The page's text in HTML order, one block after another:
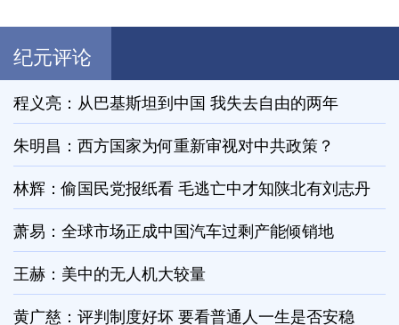
纪元评论
程义亮：从巴基斯坦到中国 我失去自由的两年
朱明昌：西方国家为何重新审视对中共政策？
林辉：偷国民党报纸看 毛逃亡中才知陕北有刘志丹
萧易：全球市场正成中国汽车过剩产能倾销地
王赫：美中的无人机大较量
黄广慈：评判制度好坏 要看普通人一生是否安稳